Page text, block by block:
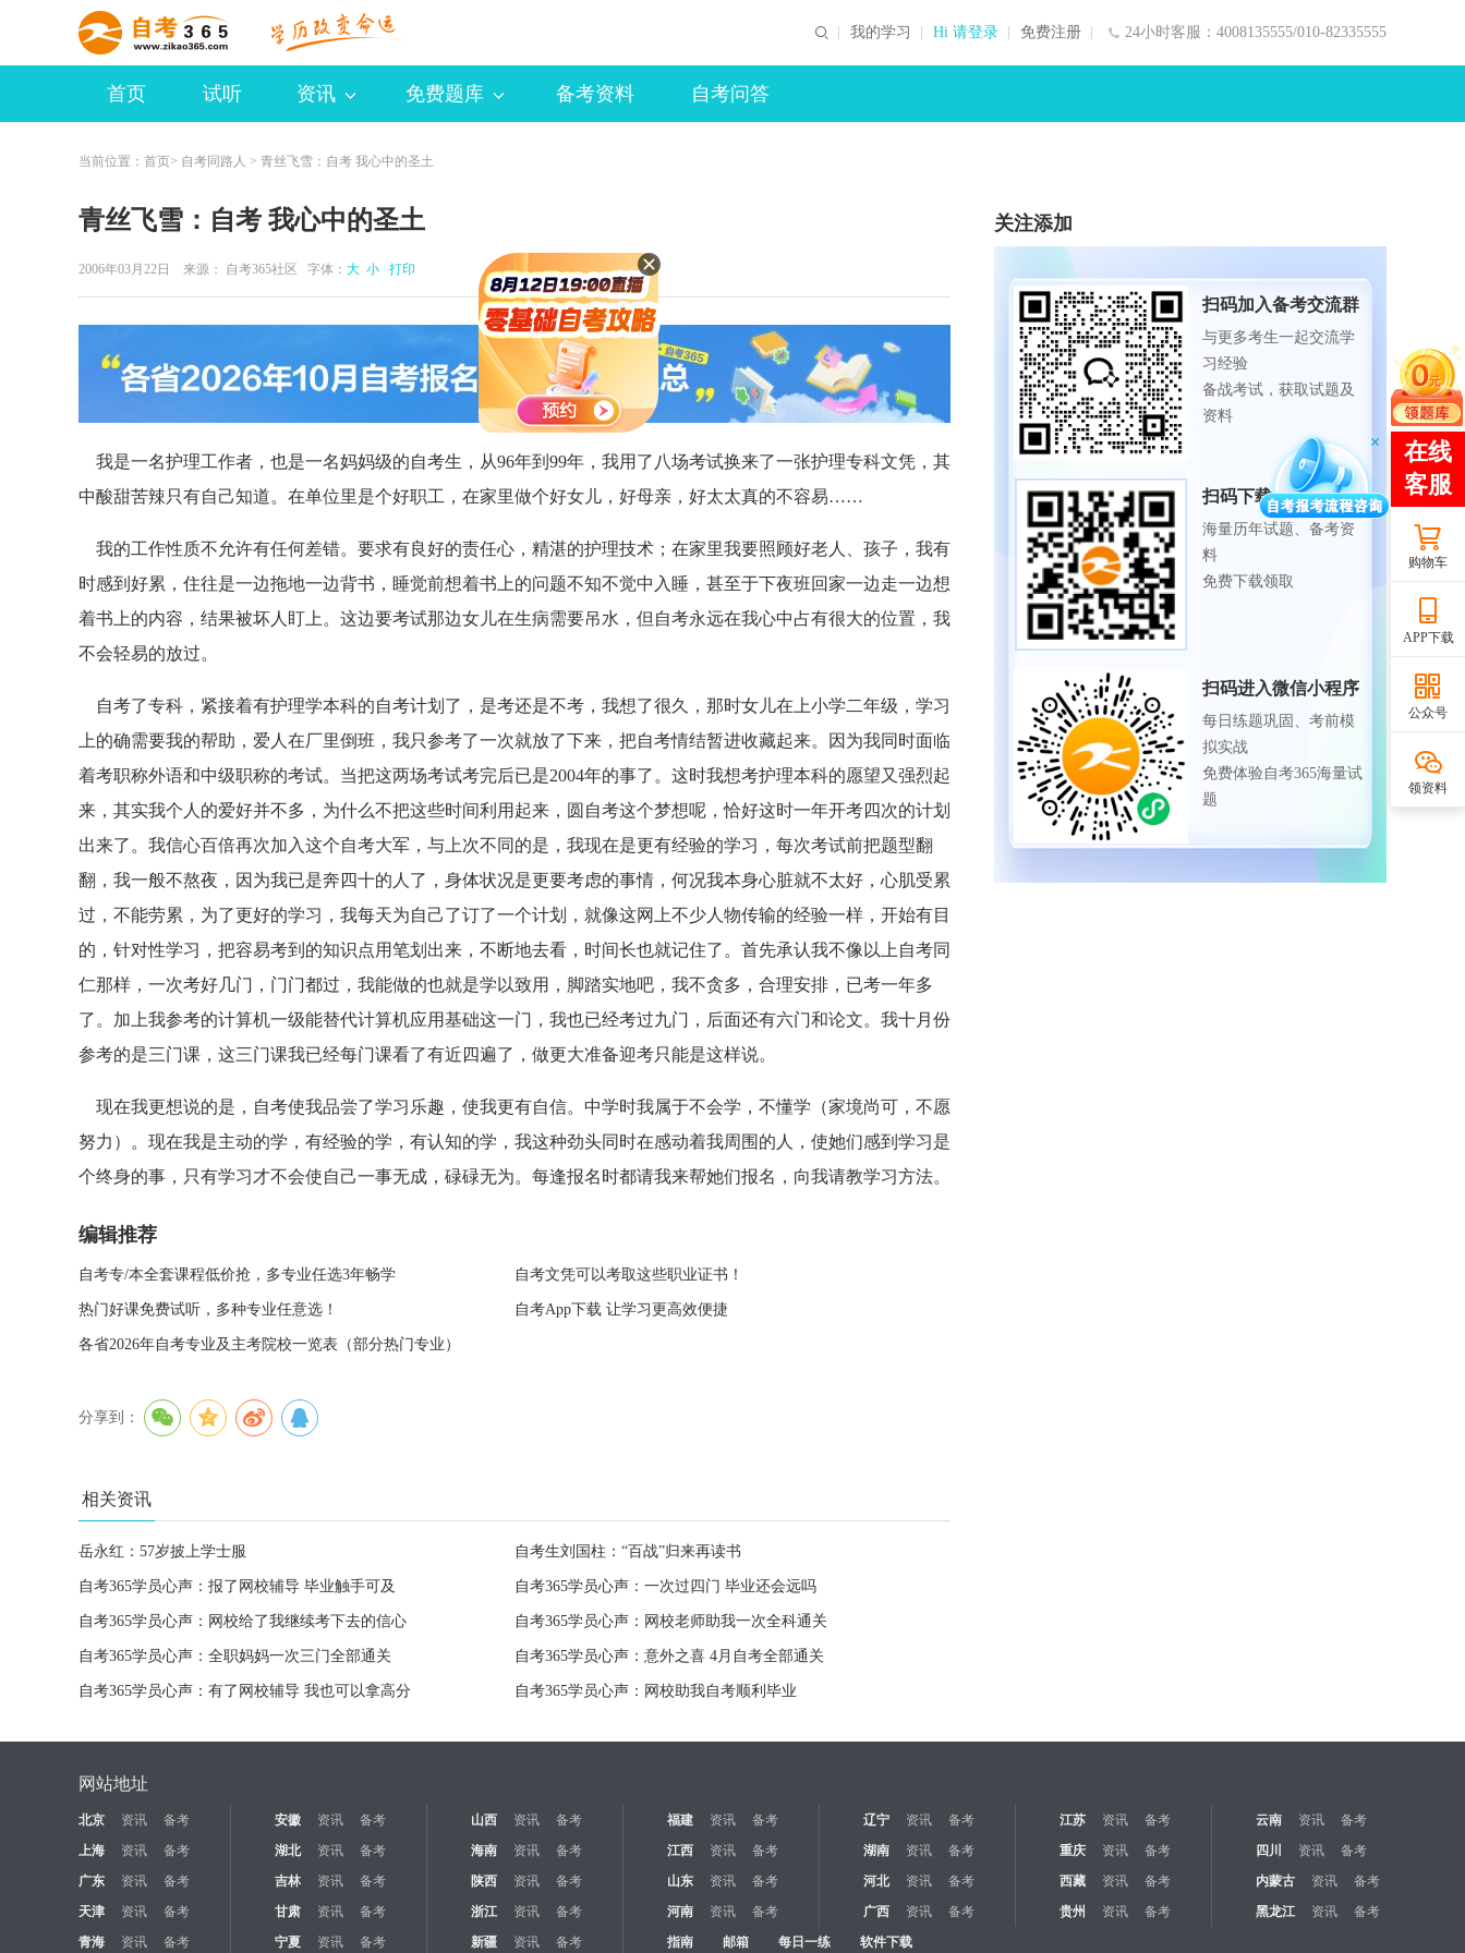
24小时客服：4008135555/010-82335555
我的学习 Hi 请登录 免费注册
首页 试听 资讯 免费题库 备考资料 自考问答
当前位置： 首页> 自考同路人 > 青丝飞雪：自考 我心中的圣土
青丝飞雪：自考 我心中的圣土
2006年03月22日 来源： 自考365社区 字体： 大 小 打印
我是一名护理工作者，也是一名妈妈级的自考生，从96年到99年，我用了八场考试换来了一张护理专科文凭，其
中酸甜苦辣只有自己知道。在单位里是个好职工，在家里做个好女儿，好母亲，好太太真的不容易……
我的工作性质不允许有任何差错。要求有良好的责任心，精湛的护理技术；在家里我要照顾好老人、孩子，我有
时感到好累，住往是一边拖地一边背书，睡觉前想着书上的问题不知不觉中入睡，甚至于下夜班回家一边走一边想
着书上的内容，结果被坏人盯上。这边要考试那边女儿在生病需要吊水，但自考永远在我心中占有很大的位置，我
不会轻易的放过。
自考了专科，紧接着有护理学本科的自考计划了，是考还是不考，我想了很久，那时女儿在上小学二年级，学习
上的确需要我的帮助，爱人在厂里倒班，我只参考了一次就放了下来，把自考情结暂进收藏起来。因为我同时面临
着考职称外语和中级职称的考试。当把这两场考试考完后已是2004年的事了。这时我想考护理本科的愿望又强烈起
来，其实我个人的爱好并不多，为什么不把这些时间利用起来，圆自考这个梦想呢，恰好这时一年开考四次的计划
出来了。我信心百倍再次加入这个自考大军，与上次不同的是，我现在是更有经验的学习，每次考试前把题型翻
翻，我一般不熬夜，因为我已是奔四十的人了，身体状况是更要考虑的事情，何况我本身心脏就不太好，心肌受累
过，不能劳累，为了更好的学习，我每天为自己了订了一个计划，就像这网上不少人物传输的经验一样，开始有目
的，针对性学习，把容易考到的知识点用笔划出来，不断地去看，时间长也就记住了。首先承认我不像以上自考同
仁那样，一次考好几门，门门都过，我能做的也就是学以致用，脚踏实地吧，我不贪多，合理安排，已考一年多
了。加上我参考的计算机一级能替代计算机应用基础这一门，我也已经考过九门，后面还有六门和论文。我十月份
参考的是三门课，这三门课我已经每门课看了有近四遍了，做更大准备迎考只能是这样说。
现在我更想说的是，自考使我品尝了学习乐趣，使我更有自信。中学时我属于不会学，不懂学（家境尚可，不愿
努力）。现在我是主动的学，有经验的学，有认知的学，我这种劲头同时在感动着我周围的人，使她们感到学习是
个终身的事，只有学习才不会使自己一事无成，碌碌无为。每逢报名时都请我来帮她们报名，向我请教学习方法。
编辑推荐
自考专/本全套课程低价抢，多专业任选3年畅学 自考文凭可以考取这些职业证书！
热门好课免费试听，多种专业任意选！ 自考App下载 让学习更高效便捷
各省2026年自考专业及主考院校一览表（部分热门专业）
分享到：
相关资讯
岳永红：57岁披上学士服 自考生刘国柱：“百战”归来再读书
自考365学员心声：报了网校辅导 毕业触手可及 自考365学员心声：一次过四门 毕业还会远吗
自考365学员心声：网校给了我继续考下去的信心 自考365学员心声：网校老师助我一次全科通关
自考365学员心声：全职妈妈一次三门全部通关 自考365学员心声：意外之喜 4月自考全部通关
自考365学员心声：有了网校辅导 我也可以拿高分 自考365学员心声：网校助我自考顺利毕业
关注添加
扫码加入备考交流群
与更多考生一起交流学
习经验
备战考试，获取试题及
资料
扫码下载APP
海量历年试题、备考资
料
免费下载领取
扫码进入微信小程序
每日练题巩固、考前模
拟实战
免费体验自考365海量试
题
购物车
APP下载
公众号
领资料
网站地址
北京 资讯 备考 安徽 资讯 备考 山西 资讯 备考 福建 资讯 备考 辽宁 资讯 备考 江苏 资讯 备考 云南 资讯
备考
上海
资讯 备考 湖北 资讯 备考 海南 资讯 备考 江西 资讯 备考 湖南 资讯 备考 重庆 资讯 备考 四川 资讯
备考
广东
资讯 备考 吉林 资讯 备考 陕西 资讯 备考 山东 资讯 备考 河北 资讯 备考 西藏 资讯 备考 内蒙古 资讯
备考
天津
资讯 备考 甘肃 资讯 备考 浙江 资讯 备考 河南 资讯 备考 广西 资讯 备考 贵州 资讯 备考 黑龙江 资讯
备考
青海
资讯 备考 宁夏 资讯 备考 新疆 资讯 备考 指南 邮箱 每日一练 软件下载